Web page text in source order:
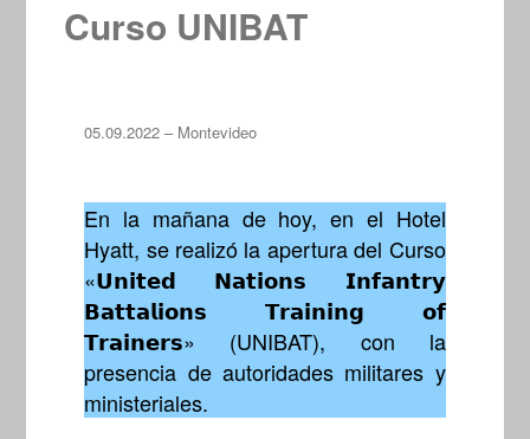
Curso UNIBAT
05.09.2022 – Montevideo
En la mañana de hoy, en el Hotel
Hyatt, se realizó la apertura del Curso
«𝗨𝗻𝗶𝘁𝗲𝗱 𝗡𝗮𝘁𝗶𝗼𝗻𝘀 𝗜𝗻𝗳𝗮𝗻𝘁𝗿𝘆
𝗕𝗮𝘁𝘁𝗮𝗹𝗶𝗼𝗻𝘀 𝗧𝗿𝗮𝗶𝗻𝗶𝗻𝗴 𝗼𝗳
𝗧𝗿𝗮𝗶𝗻𝗲𝗿𝘀» (UNIBAT), con la
presencia de autoridades militares y
ministeriales.